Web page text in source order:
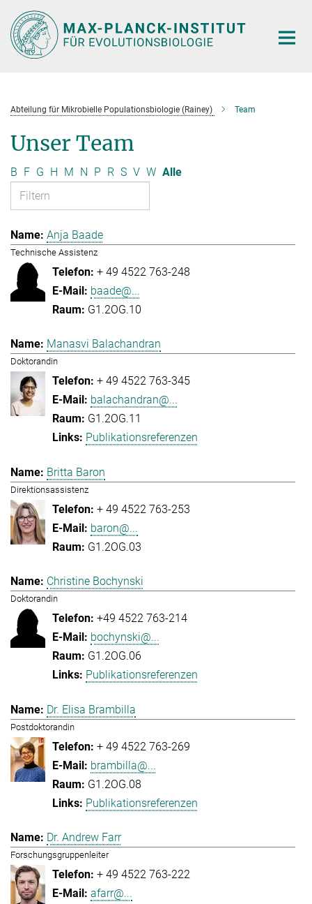
Hauptinhalt
Abteilung für Mikrobielle Populationsbiologie (Rainey) Team
Unser Team
B F G H M N P R S V W Alle
Anja Baade
Technische Assistenz
+ 49 4522 763-248
baade@...
G1.2OG.10
Manasvi Balachandran
Doktorandin
+ 49 4522 763-345
balachandran@...
G1.2OG.11
Publikationsreferenzen
Britta Baron
Direktionsassistenz
+ 49 4522 763-253
baron@...
G1.2OG.03
Christine Bochynski
Doktorandin
+49 4522 763-214
bochynski@...
G1.2OG.06
Publikationsreferenzen
Dr. Elisa Brambilla
Postdoktorandin
+ 49 4522 763-269
brambilla@...
G1.2OG.08
Publikationsreferenzen
Dr. Andrew Farr
Forschungsgruppenleiter
+ 49 4522 763-222
afarr@...